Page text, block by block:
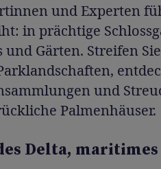
und Experten
in prächtige
und Gärten. Streifen
und
Palmenhäuser.
Delta,